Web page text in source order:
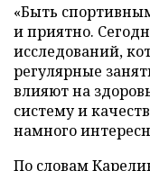
«Быть
и приятно.
исследований,
регулярные
влияют на
систему и
намного
По словам